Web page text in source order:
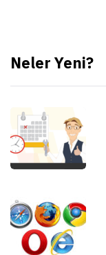
Neler Yeni?